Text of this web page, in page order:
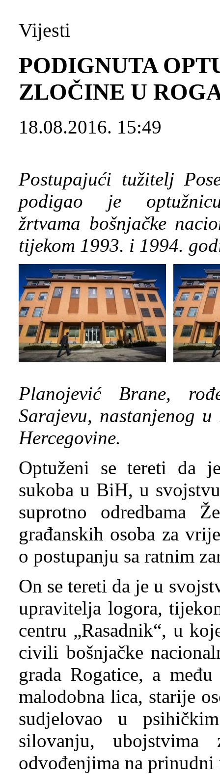
Vijesti
PODIGNUTA
ZLOČINE U
18.08.2016. 15:49
Postupajući tužitelj
podigao je
žrtvama bošnjačke
tijekom 1993. i 1994.
Planojević Brane,
Sarajevu, nastanjenog
Hercegovine.
Optuženi se tereti da
sukoba u BiH, u
suprotno odredbama
građanskih osoba za
o postupanju sa ratnim
On se tereti da je u
upravitelja logora,
centru „Rasadnik“, u
civili bošnjačke
grada Rogatice, a
malodobna lica, starije
sudjelovao u
silovanju,
odvođenjima na prinudni